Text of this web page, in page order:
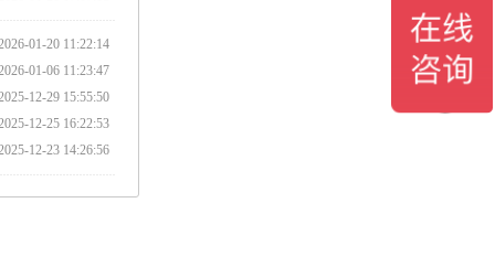
01-20 11:22:14
01-06 11:23:47
12-29 15:55:50
12-25 16:22:53
12-23 14:26:56